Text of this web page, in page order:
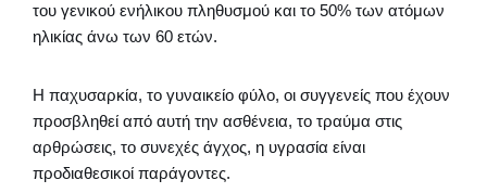
του γενικού ενήλικου πληθυσμού και το 50% των ατόμων
ηλικίας άνω των 60 ετών.
Η παχυσαρκία, το γυναικείο φύλο, οι συγγενείς που έχουν
προσβληθεί από αυτή την ασθένεια, το τραύμα στις
αρθρώσεις, το συνεχές άγχος, η υγρασία είναι
προδιαθεσικοί παράγοντες.